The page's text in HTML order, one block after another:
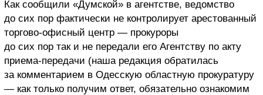
Как сообщили «Думской» в агентстве, ведомство
до сих пор фактически не контролирует арестованный
торгово-офисный центр — прокуроры
до сих пор так и не передали его Агентству по акту
приема-передачи (наша редакция обратилась
за комментарием в Одесскую областную прокуратуру
— как только получим ответ, обязательно ознакомим